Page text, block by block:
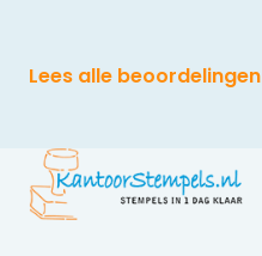
Lees alle beoordelingen